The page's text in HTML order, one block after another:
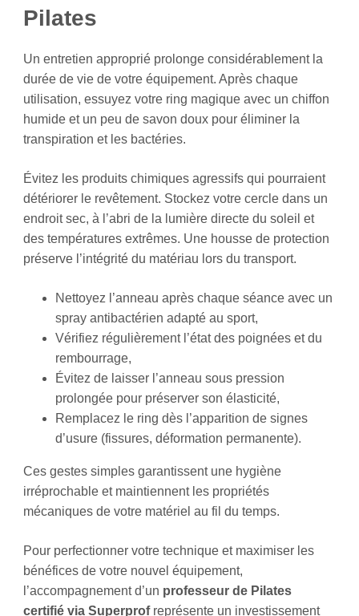
Pilates
Un entretien approprié prolonge considérablement la
durée de vie de votre équipement. Après chaque
utilisation, essuyez votre ring magique avec un chiffon
humide et un peu de savon doux pour éliminer la
transpiration et les bactéries.
Évitez les produits chimiques agressifs qui pourraient
détériorer le revêtement. Stockez votre cercle dans un
endroit sec, à l’abri de la lumière directe du soleil et
des températures extrêmes. Une housse de protection
préserve l’intégrité du matériau lors du transport.
Nettoyez l’anneau après chaque séance avec un
spray antibactérien adapté au sport,
Vérifiez régulièrement l’état des poignées et du
rembourrage,
Évitez de laisser l’anneau sous pression
prolongée pour préserver son élasticité,
Remplacez le ring dès l’apparition de signes
d’usure (fissures, déformation permanente).
Ces gestes simples garantissent une hygiène
irréprochable et maintiennent les propriétés
mécaniques de votre matériel au fil du temps.
Pour perfectionner votre technique et maximiser les
bénéfices de votre nouvel équipement,
l’accompagnement d’un professeur de Pilates
certifié via Superprofreprésente un investissement